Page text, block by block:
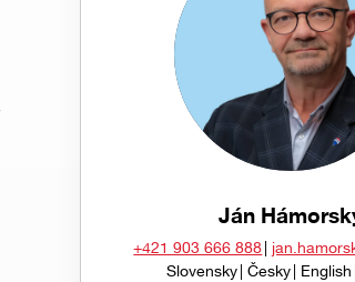
Ján
+421 903 666 888
Slovensky
Česky English